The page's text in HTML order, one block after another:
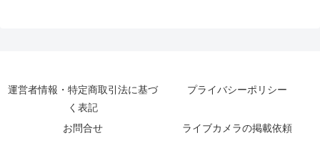
運営者情報・特定商取引法に基づ
く表記
プライバシーポリシー
お問合せ ライブカメラの掲載依頼